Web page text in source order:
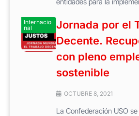
Internacio
nal
Jornada por el
Decente.
con pleno
sostenible
OCTUBRE 8, 2021
La Confederación USO